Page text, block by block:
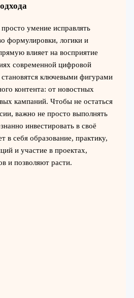
умение исправлять
формулировки, логики и
влияет на восприятие
современной цифровой
ключевыми фигурами
контента: от новостных
кампаний. Чтобы не остаться
важно не просто выполнять
инвестировать в своё
в себя образование, практику,
и участие в проектах,
и позволяют расти.